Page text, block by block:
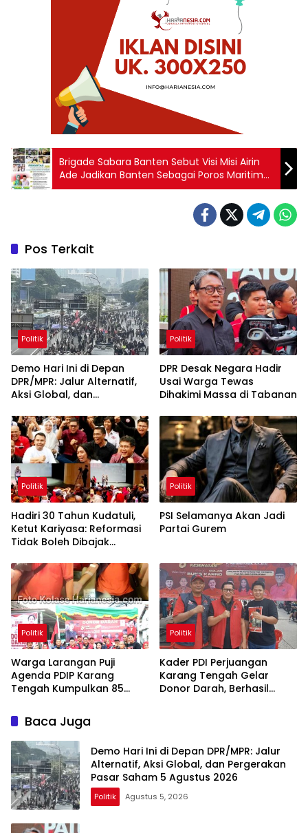
Brigade Sabara Banten Sebut Visi Misi Airin
Ade Jadikan Banten Sebagai Poros Maritim
Indonesia
Pos Terkait
Politik
Demo Hari Ini di Depan
DPR/MPR: Jalur Alternatif,
Aksi Global, dan
Agustus 2026
Politik
DPR Desak Negara Hadir
Usai Warga Tewas
Dihakimi Massa di Tabanan
Politik
Hadiri 30 Tahun Kudatuli,
Ketut Kariyasa: Reformasi
Tidak Boleh Dibajak
Politik
PSI Selamanya Akan Jadi
Partai Gurem
Politik
Warga Larangan Puji
Agenda PDIP Karang
Tengah Kumpulkan 85
Politik
Kader PDI Perjuangan
Karang Tengah Gelar
Donor Darah, Berhasil
Baca Juga
Demo Hari Ini di Depan DPR/MPR: Jalur
Alternatif, Aksi Global, dan Pergerakan
Pasar Saham 5 Agustus 2026
Politik Agustus 5, 2026